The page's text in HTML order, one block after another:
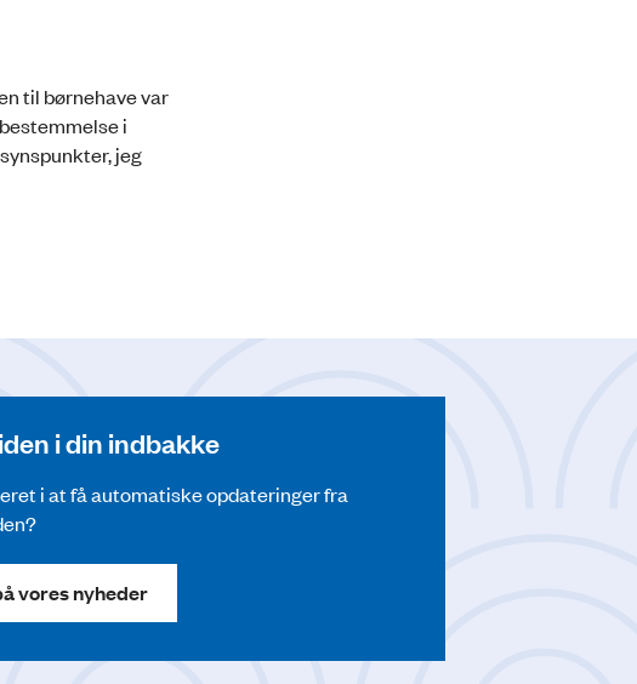
til børnehave var
i
jeg
i din indbakke
i at få automatiske opdateringer fra
vores nyheder